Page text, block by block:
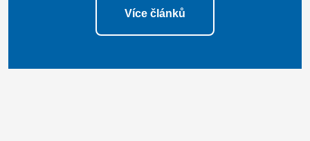
Více článků